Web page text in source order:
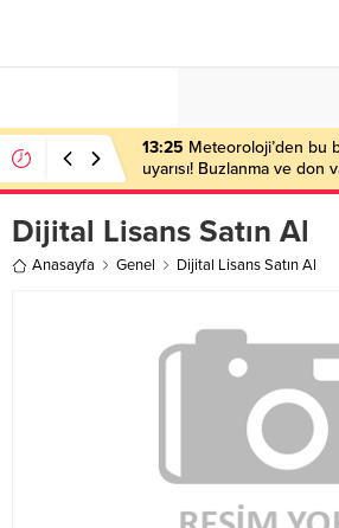
13:25 Meteoroloji’den bu
uyarısı! Buzlanma ve don
Dijital Lisans Satın Al
Anasayfa Genel Dijital Lisans Satın Al